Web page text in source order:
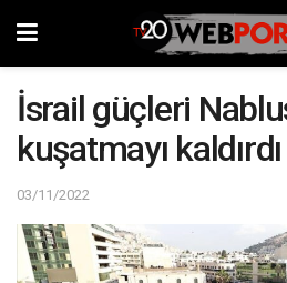
İsrail güçleri
kuşatmayı kaldırdı
03/11/2022